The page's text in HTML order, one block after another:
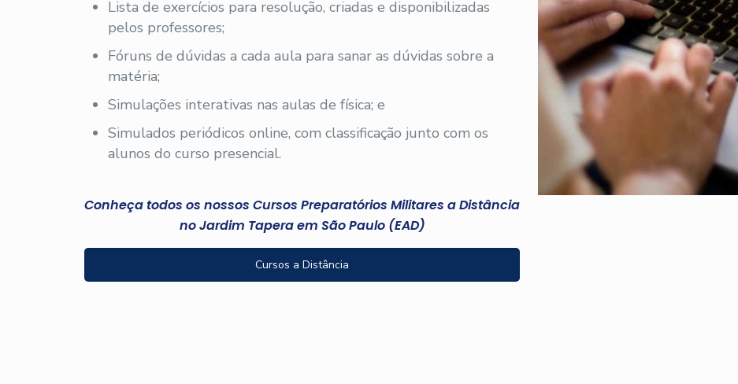
Lista de exercícios para resolução, criadas e disponibilizadas
pelos professores;
Fóruns de dúvidas a cada aula para sanar as dúvidas sobre a
matéria;
Simulações interativas nas aulas de física; e
Simulados periódicos online, com classificação junto com os
alunos do curso presencial.
Conheça todos os nossos Cursos Preparatórios Militares a Distância
no Jardim Tapera em São Paulo (EAD)
Cursos a Distância